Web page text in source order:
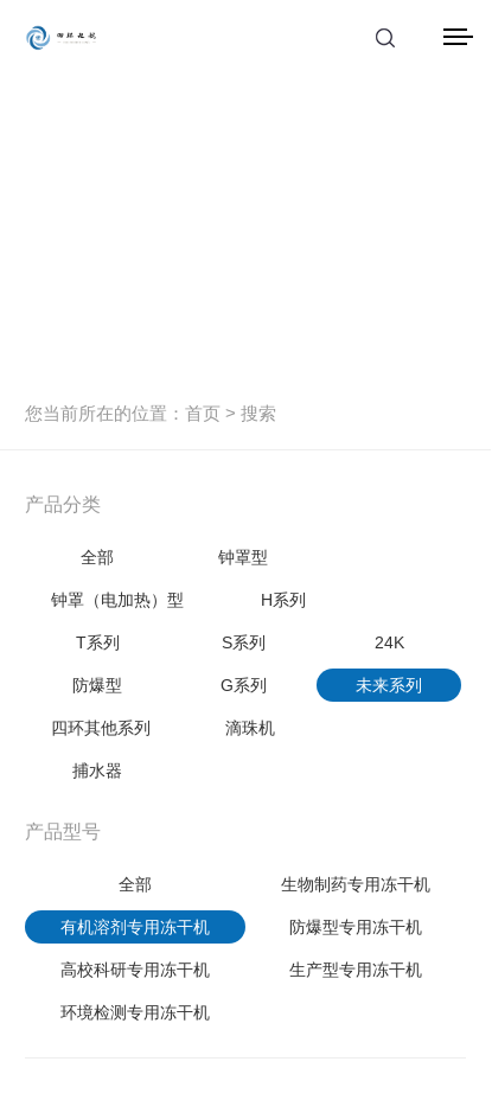
联系我们
您当前所在的位置： 首页 > 搜索
产品分类
全部 钟罩型
钟罩（电加热）型 H系列
T系列 S系列 24K
防爆型 G系列 未来系列
四环其他系列 滴珠机
捕水器
产品型号
全部 生物制药专用冻干机
有机溶剂专用冻干机 防爆型专用冻干机
高校科研专用冻干机 生产型专用冻干机
环境检测专用冻干机